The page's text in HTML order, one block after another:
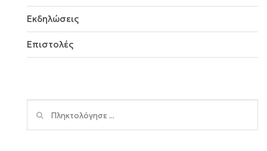
Εκδηλώσεις
Επιστολές